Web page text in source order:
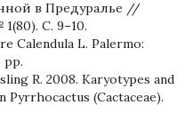
в Предуралье //
С. 9–10.
Calendula L. Palermo:
pp.
R. 2008. Karyotypes and
(Cactaceae).